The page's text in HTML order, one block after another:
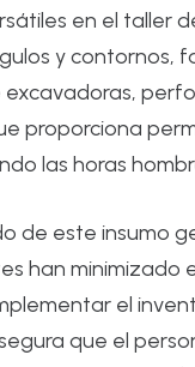
en el taller
y contornos,
proporciona
las horas
de este insumo
han
el
que el